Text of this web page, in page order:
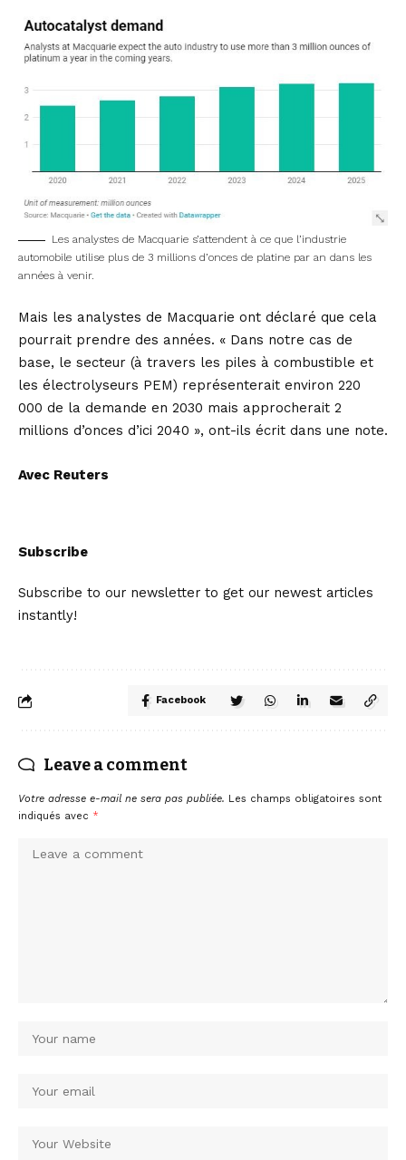
Les analystes de Macquarie s’attendent à ce que l’industrie
automobile utilise plus de 3 millions d’onces de platine par an dans les
années à venir.
Mais les analystes de Macquarie ont déclaré que cela
pourrait prendre des années. « Dans notre cas de
base, le secteur (à travers les piles à combustible et
les électrolyseurs PEM) représenterait environ 220
000 de la demande en 2030 mais approcherait 2
millions d’onces d’ici 2040 », ont-ils écrit dans une note.
Avec Reuters
Subscribe
Subscribe to our newsletter to get our newest articles
instantly!
Facebook
Leave a comment
Votre adresse e-mail ne sera pas publiée. Les champs obligatoires sont
indiqués avec *